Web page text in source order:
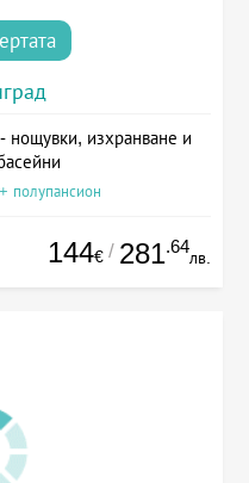
изхранване и
полупансион
144€ / 281.64
лв.